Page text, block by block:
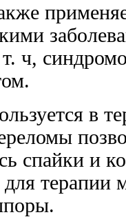
т. ч,
в
спайки и
терапии